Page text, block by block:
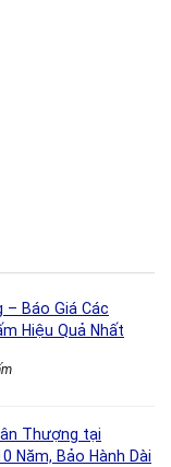
– Báo Giá Các
Hiệu Quả Nhất
Thượng tại
Năm, Bảo Hành Dài